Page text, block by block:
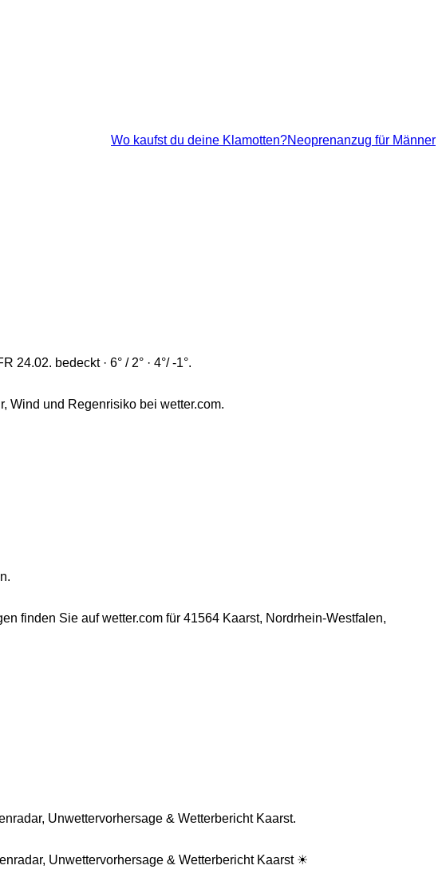
Neoprenanzug für Männer
Wo kaufst du deine Klamotten?
24.02. bedeckt · 6° / 2° · 4°/ -1°.
Wind und Regenrisiko bei wetter.com.
finden Sie auf wetter.com für 41564 Kaarst, Nordrhein-Westfalen,
Unwettervorhersage & Wetterbericht Kaarst.
Unwettervorhersage & Wetterbericht Kaarst ☀